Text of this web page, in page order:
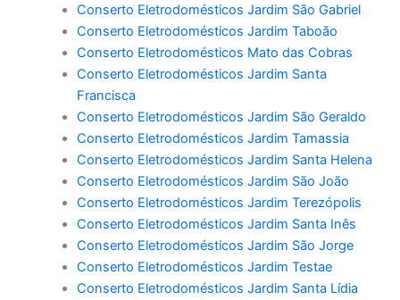
Conserto Eletrodomésticos Jardim São Gabriel
Conserto Eletrodomésticos Jardim Taboão
Conserto Eletrodomésticos Mato das Cobras
Conserto Eletrodomésticos Jardim Santa
Francisca
Conserto Eletrodomésticos Jardim São Geraldo
Conserto Eletrodomésticos Jardim Tamassia
Conserto Eletrodomésticos Jardim Santa Helena
Conserto Eletrodomésticos Jardim São João
Conserto Eletrodomésticos Jardim Terezópolis
Conserto Eletrodomésticos Jardim Santa Inês
Conserto Eletrodomésticos Jardim São Jorge
Conserto Eletrodomésticos Jardim Testae
Conserto Eletrodomésticos Jardim Santa Lídia